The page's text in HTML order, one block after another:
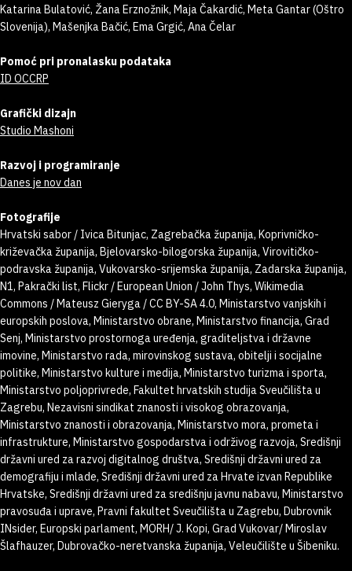
Katarina Bulatović, Žana Erznožnik, Maja Čakardić, Meta Gantar (Oštro
Slovenija), Mašenjka Bačić, Ema Grgić, Ana Čelar
Pomoć pri pronalasku podataka
ID OCCRP
Grafički dizajn
Studio Mashoni
Razvoj i programiranje
Danes je nov dan
Fotografije
Hrvatski sabor / Ivica Bitunjac, Zagrebačka županija, Koprivničko-
križevačka županija, Bjelovarsko-bilogorska županija, Virovitičko-
podravska županija, Vukovarsko-srijemska županija, Zadarska županija,
N1, Pakrački list, Flickr / European Union / John Thys, Wikimedia
Commons / Mateusz Gieryga / CC BY-SA 4.0, Ministarstvo vanjskih i
europskih poslova, Ministarstvo obrane, Ministarstvo financija, Grad
Senj, Ministarstvo prostornoga uređenja, graditeljstva i državne
imovine, Ministarstvo rada, mirovinskog sustava, obitelji i socijalne
politike, Ministarstvo kulture i medija, Ministarstvo turizma i sporta,
Ministarstvo poljoprivrede, Fakultet hrvatskih studija Sveučilišta u
Zagrebu, Nezavisni sindikat znanosti i visokog obrazovanja,
Ministarstvo znanosti i obrazovanja, Ministarstvo mora, prometa i
infrastrukture, Ministarstvo gospodarstva i održivog razvoja, Središnji
državni ured za razvoj digitalnog društva, Središnji državni ured za
demografiju i mlade, Središnji državni ured za Hrvate izvan Republike
Hrvatske, Središnji državni ured za središnju javnu nabavu, Ministarstvo
pravosuđa i uprave, Pravni fakultet Sveučilišta u Zagrebu, Dubrovnik
INsider, Europski parlament, MORH/ J. Kopi, Grad Vukovar/ Miroslav
Šlafhauzer, Dubrovačko-neretvanska županija, Veleučilište u Šibeniku.